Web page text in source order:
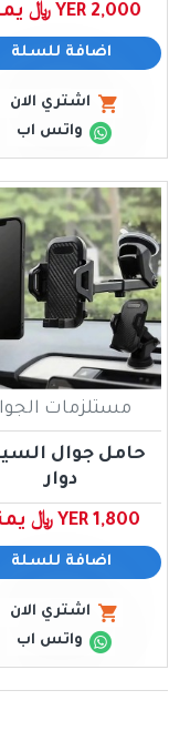
YER 2,000 ﷼ يمني
اضافة للسلة
اشتري الان
واتس اب
مستلزمات
حامل جوال
دوار
YER 1,800 ﷼ يمني
اضافة للسلة
اشتري الان
واتس اب